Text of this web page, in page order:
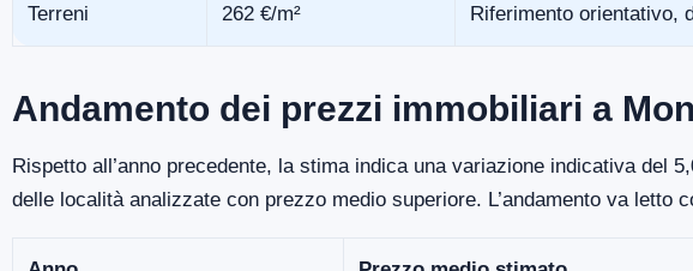
Terreni 262 €/m² Riferimento orientativo,
Andamento dei prezzi immobiliari a
Rispetto all’anno precedente, la stima indica una variazione indicativa del
delle località analizzate con prezzo medio superiore. L’andamento va letto